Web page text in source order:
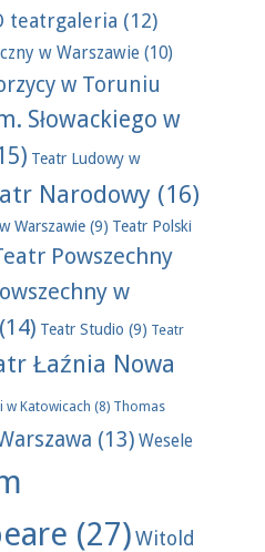
teatrgaleria (12)
w Warszawie (10)
w Toruniu
Słowackiego w
Teatr Ludowy w
Narodowy(16)
Warszawie(9) Teatr Polski
Powszechny
w
(14) Teatr Studio (9) Teatr
Łaźnia Nowa
w Katowicach (8) Thomas
(13) Wesele
(27)Witold